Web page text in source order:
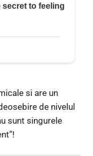
si are un
de nivelul
sunt singurele